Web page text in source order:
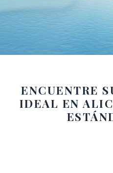
ENCUENTRE
IDEAL EN